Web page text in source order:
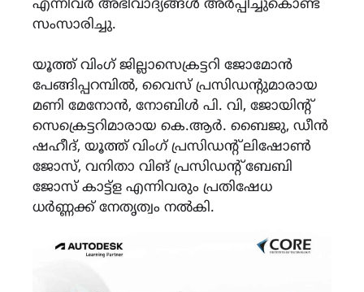
എന്നിവർ അഭിവാദ്യങ്ങൾ അർപ്പിച്ചുകൊണ്ട്
സംസാരിച്ചു.
യൂത്ത് വിംഗ് ജില്ലാസെക്രട്ടറി ജോമോൻ
പേങ്ങിപ്പറമ്പിൽ, വൈസ് പ്രസിഡന്റുമാരായ
മണി മേനോൻ, നോബിൾ പി. വി, ജോയിന്റ്
സെക്രെട്ടറിമാരായ കെ.ആർ. ബൈജു, ഡീൻ
ഷഹീദ്, യൂത്ത് വിംഗ് പ്രസിഡന്റ്‌ ലിഷോൺ
ജോസ്, വനിതാ വിങ് പ്രസിഡന്റ്‌ ബേബി
ജോസ് കാട്ട്ള എന്നിവരും പ്രതിഷേധ
ധർണ്ണക്ക് നേതൃത്വം നൽകി.